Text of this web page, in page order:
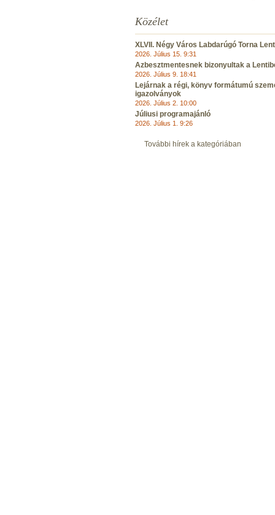
Közélet
XLVII. Négy Város Labdarúgó Torna
2026. Július 15. 9:31
Azbesztmentesnek bizonyultak a
2026. Július 9. 18:41
Lejárnak a régi, könyv formátumú
igazolványok
2026. Július 2. 10:00
Júliusi programajánló
2026. Július 1. 9:26
További hírek a kategóriában